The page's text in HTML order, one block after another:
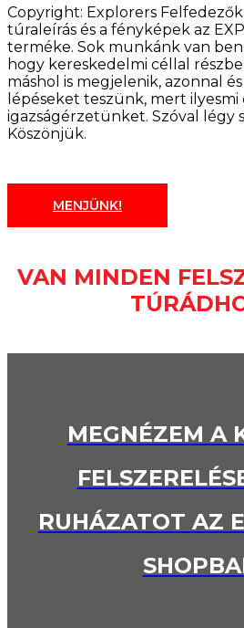
Copyright: Explorers
túraleírás és a fényképek az
terméke. Sok munkánk van
hogy kereskedelmi céllal
máshol is megjelenik, azonnal
lépéseket teszünk, mert ilyesmi
igazságérzetünket. Szóval légy
Köszönjük.
MENJÜNK!
VAN MINDEN
MEGNÉZEM A
RUHÁZATOT AZ